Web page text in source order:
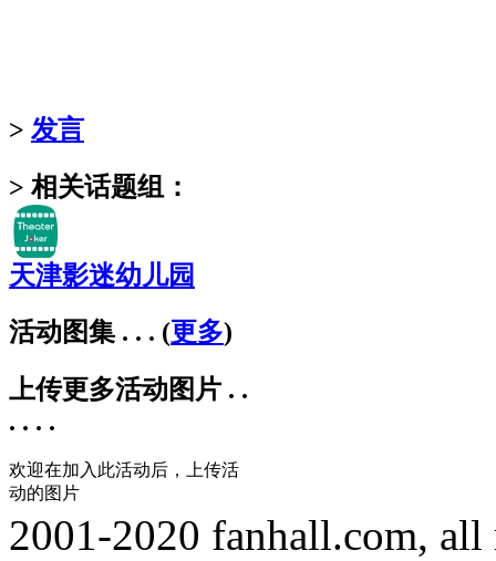
> 发言
> 相关话题组：
天津影迷幼儿园
活动图集 . . . (更多)
上传更多活动图片 . .
. . . .
欢迎在加入此活动后，上传活
动的图片
2001-2020 fanhall.com,